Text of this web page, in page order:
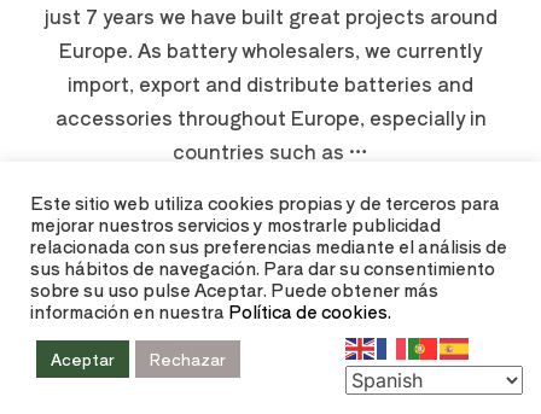
just 7 years we have built great projects around
Europe. As battery wholesalers, we currently
import, export and distribute batteries and
accessories throughout Europe, especially in
countries such as …
LEER MÁS
Este sitio web utiliza cookies propias y de terceros para
mejorar nuestros servicios y mostrarle publicidad
relacionada con sus preferencias mediante el análisis de
sus hábitos de navegación. Para dar su consentimiento
sobre su uso pulse Aceptar. Puede obtener más
información en nuestra Política de cookies.
Aceptar Rechazar